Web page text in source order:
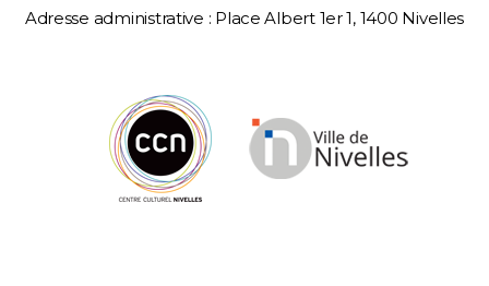
Adresse administrative : Place Albert 1er 1, 1400 Nivelles